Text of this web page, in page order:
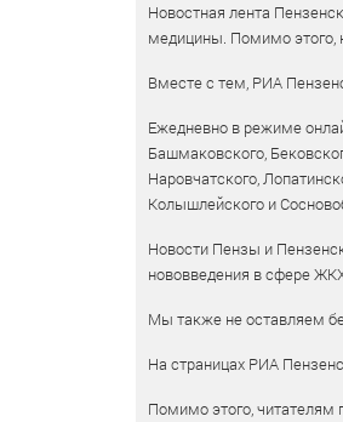
Новостная лента
медицины. Помимо этого,
Вместе с тем, РИА
Ежедневно в режиме
Башмаковского,
Наровчатского,
Колышлейского и
Новости Пензы и
нововведения в сфере
Мы также не оставляем
На страницах РИА
Помимо этого, читателям